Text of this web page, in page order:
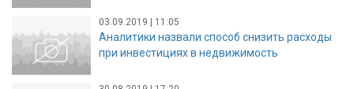
03.09.2019 | 11:05
Аналитики назвали способ снизить расходы
при инвестициях в недвижимость